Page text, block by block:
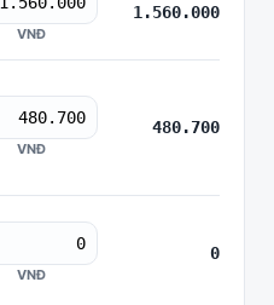
VNĐ
1.560.000
VNĐ
480.700
VNĐ
0